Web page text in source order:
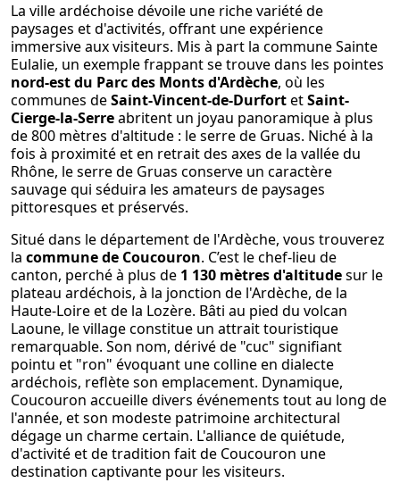
La ville ardéchoise dévoile une riche variété de
paysages et d'activités, offrant une expérience
immersive aux visiteurs. Mis à part la commune Sainte
Eulalie, un exemple frappant se trouve dans les pointes
nord-est du Parc des Monts d'Ardèche, où les
communes deSaint-Vincent-de-DurfortetSaint-
Cierge-la-Serreabritent un joyau panoramique à plus
de 800 mètres d'altitude : le serre de Gruas. Niché à la
fois à proximité et en retrait des axes de la vallée du
Rhône, le serre de Gruas conserve un caractère
sauvage qui séduira les amateurs de paysages
pittoresques et préservés.
Situé dans le département de l'Ardèche, vous trouverez
la commune de Coucouron. C’est le chef-lieu de
canton, perché à plus de 1 130 mètres d'altitudesur le
plateau ardéchois, à la jonction de l'Ardèche, de la
Haute-Loire et de la Lozère. Bâti au pied du volcan
Laoune, le village constitue un attrait touristique
remarquable. Son nom, dérivé de "cuc" signifiant
pointu et "ron" évoquant une colline en dialecte
ardéchois, reflète son emplacement. Dynamique,
Coucouron accueille divers événements tout au long de
l'année, et son modeste patrimoine architectural
dégage un charme certain. L'alliance de quiétude,
d'activité et de tradition fait de Coucouron une
destination captivante pour les visiteurs.